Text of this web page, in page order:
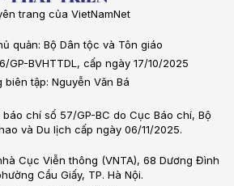
trang của VietNamNet
quản: Bộ Dân tộc và Tôn giáo
GP-BVHTTDL, cấp ngày 17/10/2025
biên tập: Nguyễn Văn Bá
chí số 57/GP-BC do Cục Báo chí, Bộ
và Du lịch cấp ngày 06/11/2025.
Cục Viễn thông (VNTA), 68 Dương Đình
Cầu Giấy, TP. Hà Nội.